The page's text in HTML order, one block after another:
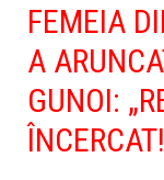
FEMEIA
A
GUNOI: